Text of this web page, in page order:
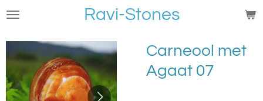
Ga
naar
de
hoofdinhoud
Ravi-Stones
Carneool met
Agaat 07